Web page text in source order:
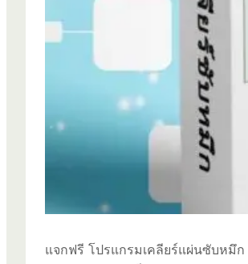
แจกฟรี โปรแกรมเคลียร์แผ่นซับหมึก